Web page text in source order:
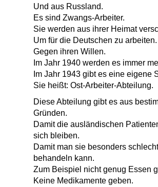
Und aus Russland.
Es sind Zwangs-Arbeiter.
Sie werden aus ihrer Heimat
Um für die Deutschen zu arbeiten.
Gegen ihren Willen.
Im Jahr 1940 werden es immer
Im Jahr 1943 gibt es eine eigene
Sie heißt: Ost-Arbeiter-Abteilung.
Diese Abteilung gibt es aus
Gründen.
Damit die ausländischen
sich bleiben.
Damit man sie besonders schlecht
behandeln kann.
Zum Beispiel nicht genug Essen
Keine Medikamente geben.